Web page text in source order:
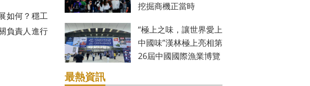
如何？穩工
負責人進行
挖掘商機正當時
“極上之味，讓世界愛上
中國味”漢林極上亮相第
26屆中國國際漁業博覽
最熱資訊